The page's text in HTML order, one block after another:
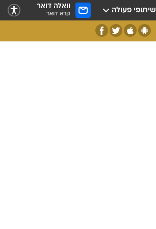
שיתופי פעולה וואלה דואר
קרא דואר